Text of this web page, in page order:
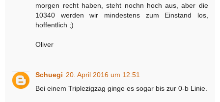
morgen recht haben, steht nochn hoch aus, aber die
10340 werden wir mindestens zum Einstand los,
hoffentlich ;)
Oliver
Schuegi 20. April 2016 um 12:51
Bei einem Triplezigzag ginge es sogar bis zur 0-b Linie.